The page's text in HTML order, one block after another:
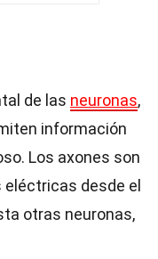
de las neuronas,
información
Los axones son
desde el
otras neuronas,